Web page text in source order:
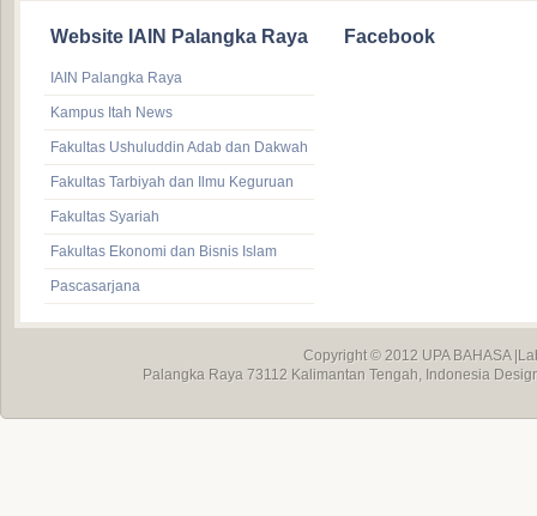
Website IAIN Palangka Raya
IAIN Palangka Raya
Kampus Itah News
Fakultas Ushuluddin Adab dan Dakwah
Fakultas Tarbiyah dan Ilmu Keguruan
Fakultas Syariah
Fakultas Ekonomi dan Bisnis Islam
Pascasarjana
Facebook
Copyright © 2012 UPA BAHASA
Palangka Raya 73112 Kalimantan Tengah, Indonesia